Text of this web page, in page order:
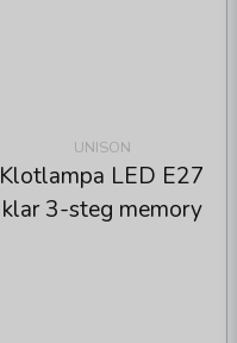
UNISON
Klotlampa LED E27
klar 3-steg memory